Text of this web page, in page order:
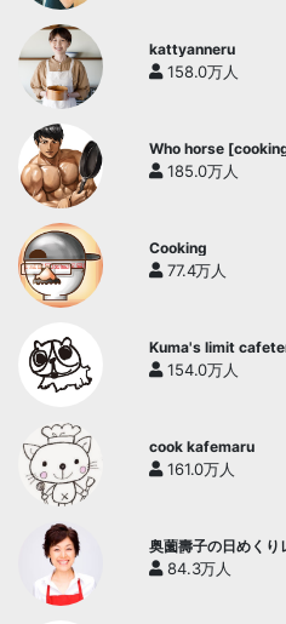
kattyanneru
158.0万人
Who horse
185.0万人
Cooking
77.4万人
Kuma's limit
154.0万人
cook kafemaru
161.0万人
奥薗壽子の日めくり
ネル】
84.3万人